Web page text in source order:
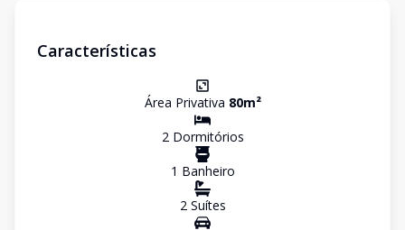
Características
Área Privativa 80m²
2Dormitórios
1 Banheiro
2Suítes